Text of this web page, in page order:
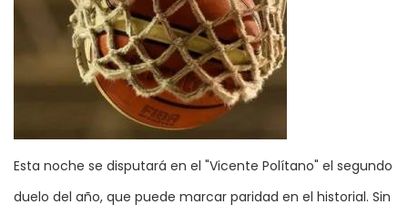
Esta noche se disputará en el "Vicente Polítano" el segundo
duelo del año, que puede marcar paridad en el historial. Sin